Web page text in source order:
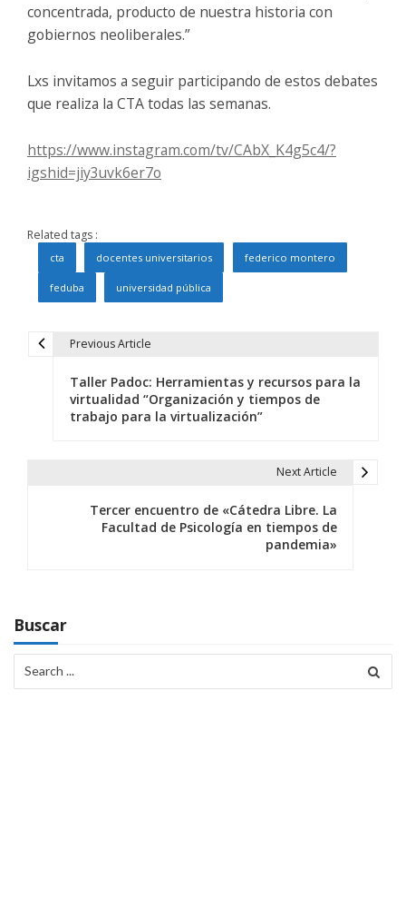
concentrada, producto de nuestra historia con
gobiernos neoliberales.”
Lxs invitamos a seguir participando de estos debates
que realiza la CTA todas las semanas.
https://www.instagram.com/tv/CAbX_K4g5c4/?
igshid=jiy3uvk6er7o
Related tags :
cta docentes universitarios federico montero
feduba universidad pública
ó
n
d
Previous Article
Taller Padoc: Herramientas y recursos para la
virtualidad “Organización y tiempos de
trabajo para la virtualización”
Next Article
Tercer encuentro de «Cátedra Libre. La
Facultad de Psicología en tiempos de
pandemia»
Buscar
for: